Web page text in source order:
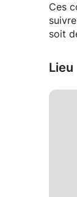
Ces
soit
Lieu